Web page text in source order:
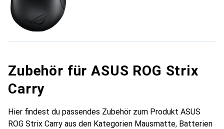
Zubehör für ASUS ROG Strix
Carry
Hier findest du passendes Zubehör zum Produkt ASUS
ROG Strix Carry aus den Kategorien Mausmatte, Batterien